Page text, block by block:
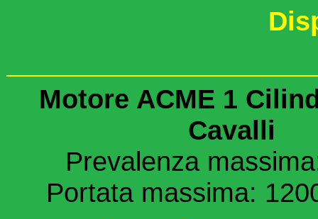
Motore ACME 1
Cavalli
Prevalenza
Portata massima: